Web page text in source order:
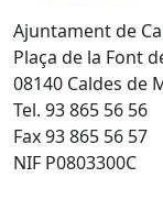
Ajuntament de
Plaça de la Font
08140 Caldes de
Tel. 93 865 56 56
Fax 93 865 56 57
NIF P0803300C